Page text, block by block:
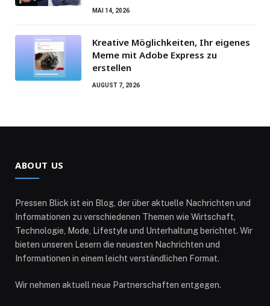
MAI 14, 2026
Kreative Möglichkeiten, Ihr eigenes
Meme mit Adobe Express zu
erstellen
AUGUST 7, 2026
ABOUT US
Pressen Blick ist ein Blog, der über aktuelle Nachrichten und
Informationen zu verschiedenen Themen wie Wirtschaft,
Technologie, Mode, Lifestyle und Unterhaltung berichtet. Wir
bieten unseren Lesern die neuesten Nachrichten und
Informationen in einem leicht verständlichen Format.
Wir nehmen aktuell neue Partnerschaften entgegen.